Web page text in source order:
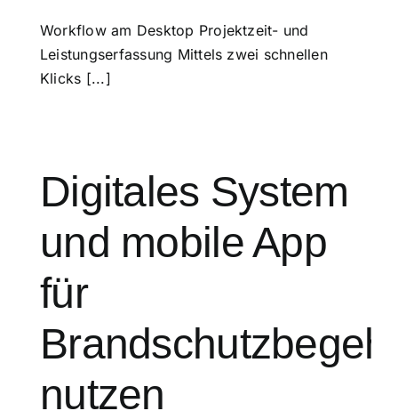
Workflow am Desktop Projektzeit- und
Leistungserfassung Mittels zwei schnellen
Klicks [...]
Digitales System
und mobile App
für
nutzen